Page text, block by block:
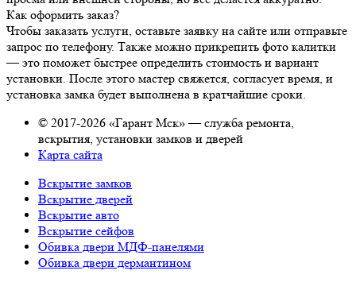
Как оформить заказ?
Чтобы заказать услуги, оставьте заявку на сайте или отправьте
запрос по телефону. Также можно прикрепить фото калитки
— это поможет быстрее определить стоимость и вариант
установки. После этого мастер свяжется, согласует время, и
установка замка будет выполнена в кратчайшие сроки.
© 2017-2026 «Гарант Мск» — служба ремонта,
вскрытия, установки замков и дверей
Карта сайта
Вскрытие замков
Вскрытие дверей
Вскрытие авто
Вскрытие сейфов
Обивка двери МДФ-панелями
Обивка двери дермантином